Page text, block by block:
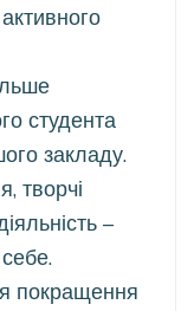
студента
закладу.
творчі
–
покращення